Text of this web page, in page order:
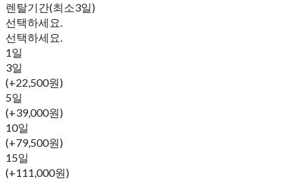
렌탈기간(최소3일)
선택하세요.
선택하세요.
1일
3일
(+22,500원)
5일
(+39,000원)
10일
(+79,500원)
15일
(+111,000원)